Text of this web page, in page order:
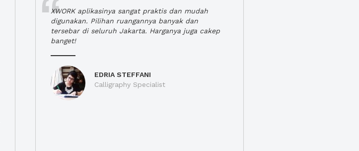
XWORK aplikasinya sangat praktis dan mudah
digunakan. Pilihan ruangannya banyak dan
tersebar di seluruh Jakarta. Harganya juga cakep
banget!
EDRIA STEFFANI
Calligraphy Specialist